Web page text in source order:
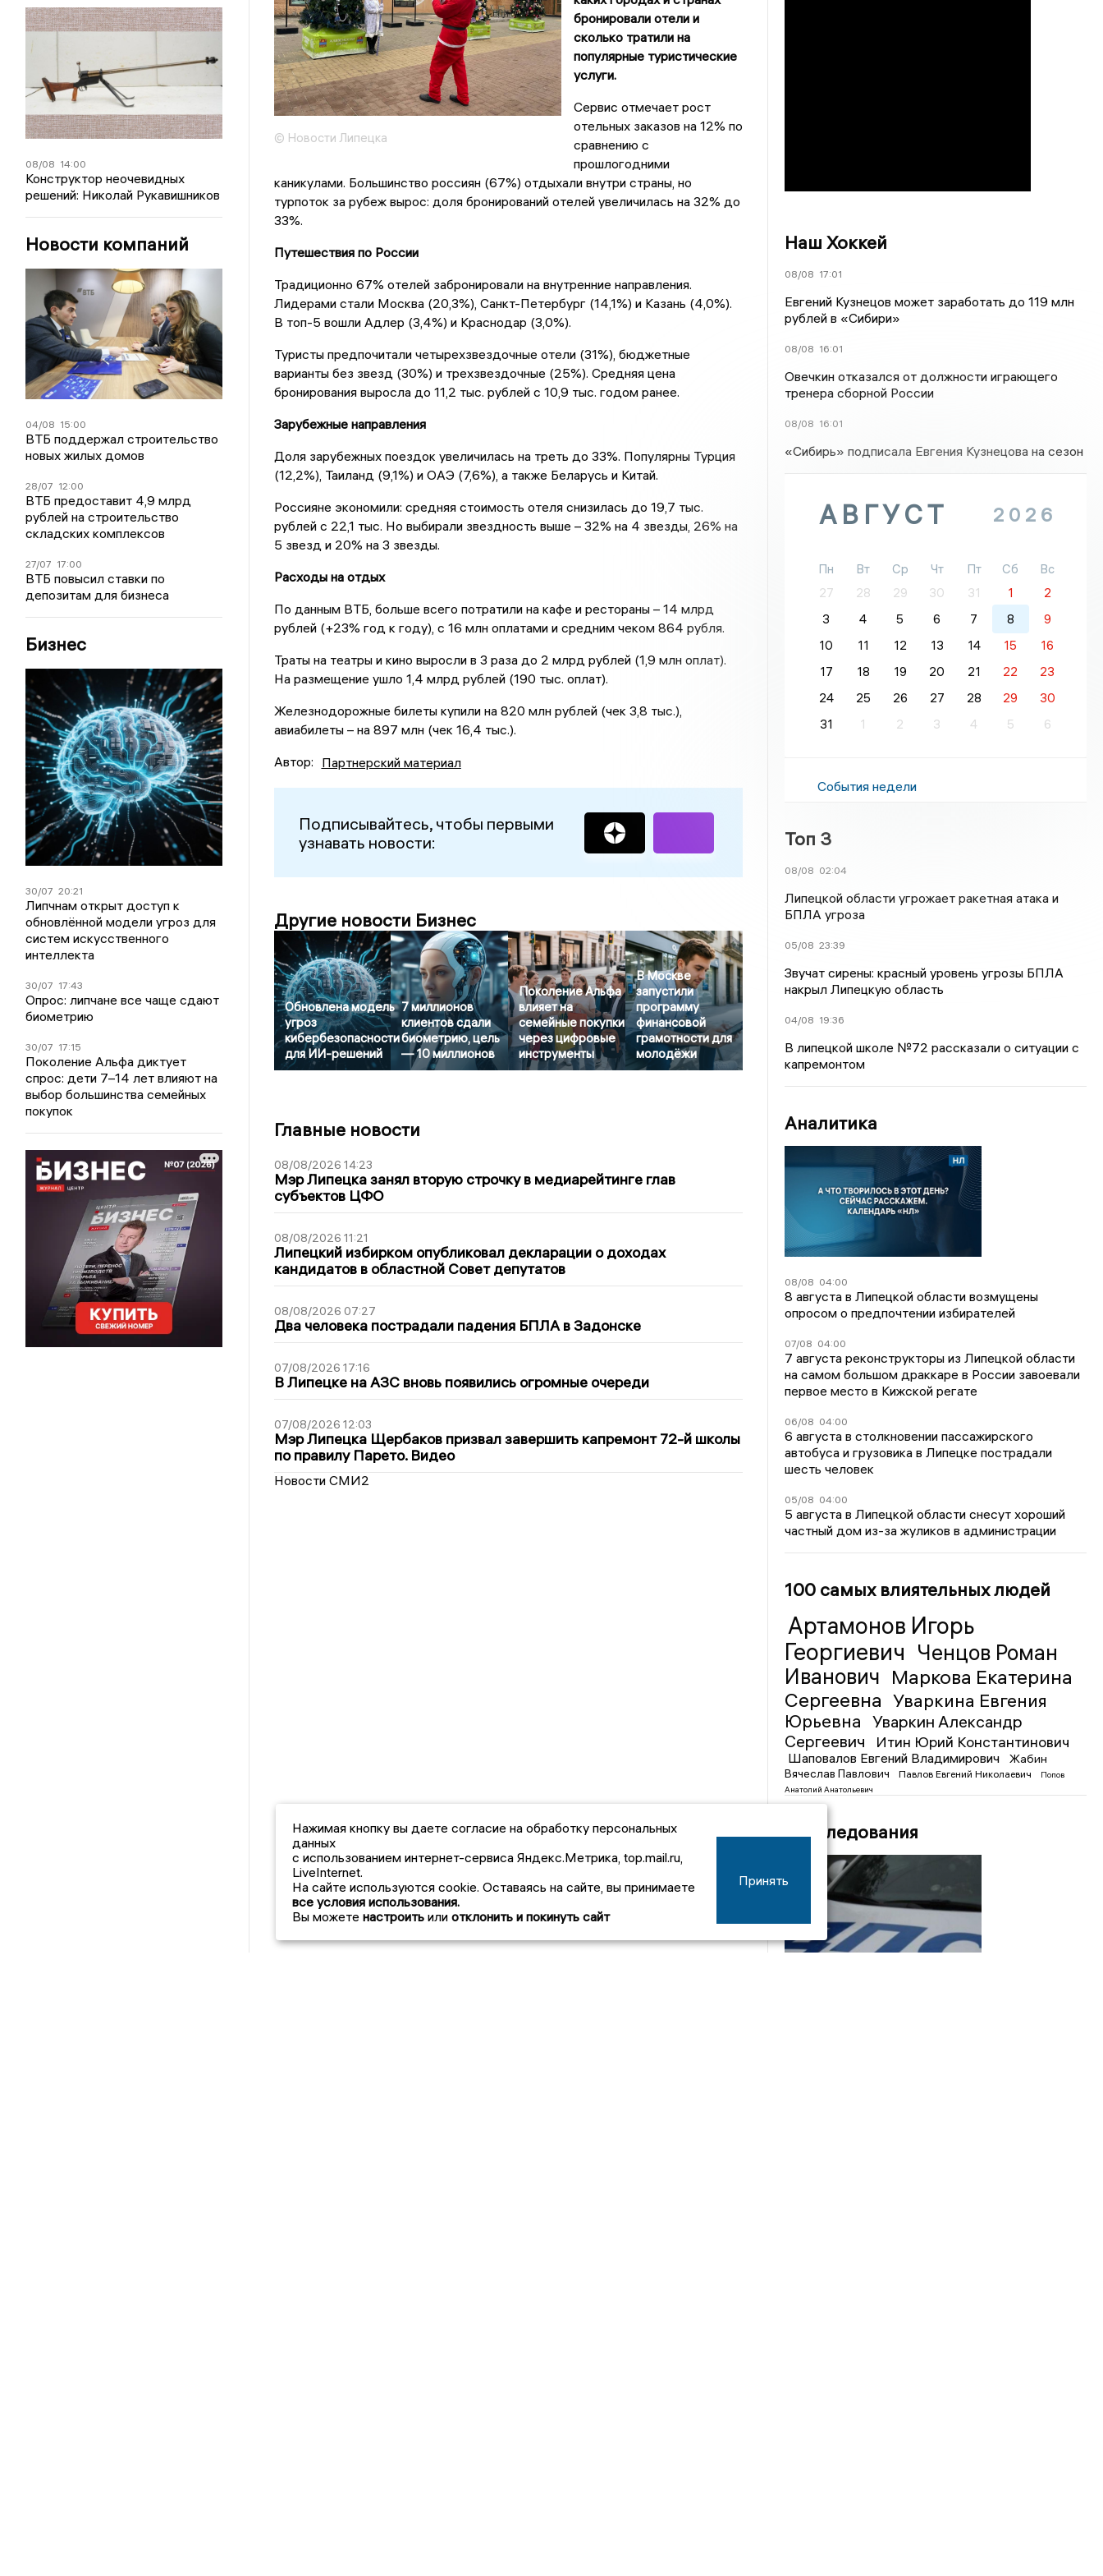
08/08 14:00
Конструктор неочевидных
решений: Николай Рукавишников
Новости компаний
04/08 15:00
ВТБ поддержал строительство
новых жилых домов
28/07 12:00
ВТБ предоставит 4,9 млрд
рублей на строительство
складских комплексов
27/07 17:00
ВТБ повысил ставки по
депозитам для бизнеса
Бизнес
30/07 20:21
Липчнам открыт доступ к
обновлённой модели угроз для
систем искусственного
интеллекта
30/07 17:43
Опрос: липчане все чаще сдают
биометрию
30/07 17:15
Поколение Альфа диктует
спрос: дети 7–14 лет влияют на
выбор большинства семейных
покупок
© Новости Липецка
бронировали отели и
сколько тратили на
популярные туристические
услуги.
Сервис отмечает рост
отельных заказов на 12% по
сравнению с
прошлогодними
каникулами. Большинство россиян (67%) отдыхали внутри страны, но
турпоток за рубеж вырос: доля бронирований отелей увеличилась на 32% до
33%.
Путешествия по России
Традиционно 67% отелей забронировали на внутренние направления.
Лидерами стали Москва (20,3%), Санкт-Петербург (14,1%) и Казань (4,0%).
В топ-5 вошли Адлер (3,4%) и Краснодар (3,0%).
Туристы предпочитали четырехзвездочные отели (31%), бюджетные
варианты без звезд (30%) и трехзвездочные (25%). Средняя цена
бронирования выросла до 11,2 тыс. рублей с 10,9 тыс. годом ранее.
Зарубежные направления
Доля зарубежных поездок увеличилась на треть до 33%. Популярны Турция
(12,2%), Таиланд (9,1%) и ОАЭ (7,6%), а также Беларусь и Китай.
Россияне экономили: средняя стоимость отеля снизилась до 19,7 тыс.
рублей с 22,1 тыс. Но выбирали звездность выше – 32% на 4 звезды, 26% на
5 звезд и 20% на 3 звезды.
Расходы на отдых
По данным ВТБ, больше всего потратили на кафе и рестораны – 14 млрд
рублей (+23% год к году), с 16 млн оплатами и средним чеком 864 рубля.
Траты на театры и кино выросли в 3 раза до 2 млрд рублей (1,9 млн оплат).
На размещение ушло 1,4 млрд рублей (190 тыс. оплат).
Железнодорожные билеты купили на 820 млн рублей (чек 3,8 тыс.),
авиабилеты – на 897 млн (чек 16,4 тыс.).
Автор: Партнерский материал
Подписывайтесь, чтобы первыми
узнавать новости:
Другие новости Бизнес
Обновлена модель
угроз
кибербезопасности
для ИИ-решений
7 миллионов
клиентов сдали
биометрию, цель
— 10 миллионов
Поколение Альфа
влияет на
семейные покупки
через цифровые
инструменты
В Москве
запустили
программу
финансовой
грамотности для
молодёжи
Главные новости
08/08/2026 14:23
Мэр Липецка занял вторую строчку в медиарейтинге глав
субъектов ЦФО
08/08/2026 11:21
Липецкий избирком опубликовал декларации о доходах
кандидатов в областной Совет депутатов
08/08/2026 07:27
Два человека пострадали падения БПЛА в Задонске
07/08/2026 17:16
В Липецке на АЗС вновь появились огромные очереди
07/08/2026 12:03
Мэр Липецка Щербаков призвал завершить капремонт 72-й школы
по правилу Парето. Видео
Новости СМИ2
Наш Хоккей
08/08 17:01
Евгений Кузнецов может заработать до 119 млн
рублей в «Сибири»
08/08 16:01
Овечкин отказался от должности играющего
тренера сборной России
08/08 16:01
«Сибирь» подписала Евгения Кузнецова на сезон
АВГУСТ 2026
Пн Вт Ср Чт Пт Сб
Вс
27
28 29 30 31 1
2
3
4 5 6 7 8
9
10
11 12 13 14 15
16
17
18 19 20 21 22
23
24
25 26 27 28 29
30
31
1 2 3 4 5 6
События недели
Топ 3
08/08 02:04
Липецкой области угрожает ракетная атака и
БПЛА угроза
05/08 23:39
Звучат сирены: красный уровень угрозы БПЛА
накрыл Липецкую область
04/08 19:36
В липецкой школе №72 рассказали о ситуации с
капремонтом
Аналитика
08/08 04:00
8 августа в Липецкой области возмущены
опросом о предпочтении избирателей
07/08 04:00
7 августа реконструкторы из Липецкой области
на самом большом драккаре в России завоевали
первое место в Кижской регате
06/08 04:00
6 августа в столкновении пассажирского
автобуса и грузовика в Липецке пострадали
шесть человек
05/08 04:00
5 августа в Липецкой области снесут хороший
частный дом из-за жуликов в администрации
100 самых влиятельных людей
Артамонов Игорь
Георгиевич Ченцов Роман
Иванович Маркова Екатерина
Сергеевна Уваркина Евгения
Юрьевна
Уваркин Александр
Сергеевич
Итин Юрий Константинович
Шаповалов Евгений Владимирович
Жабин
Вячеслав Павлович
Павлов Евгений Николаевич
Попов
Анатолий Анатольевич
Расследования
Нажимая кнопку вы даете согласие на обработку персональных
данных
с использованием интернет-сервиса Яндекс.Метрика, top.mail.ru,
LiveInternet.
На сайте используются cookie. Оставаясь на сайте, вы принимаете
все условия использования.
Вы можете настроить или отклонить и покинуть сайт
Принять